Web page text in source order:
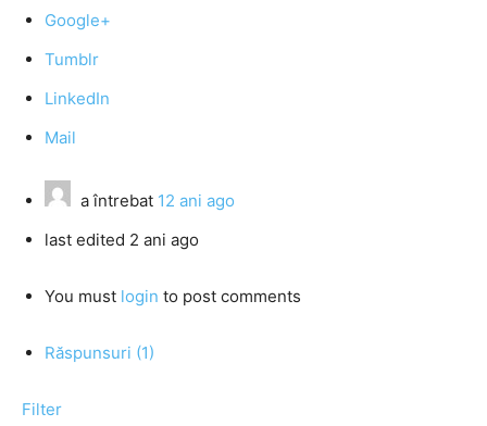
Google+
Tumblr
LinkedIn
Mail
a întrebat 12 ani ago
last edited 2 ani ago
You must login to post comments
Răspunsuri (1)
Filter